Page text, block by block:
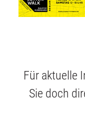
Für aktuelle
Sie doch